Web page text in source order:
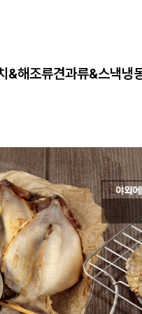
&해조류견과류&스낵냉